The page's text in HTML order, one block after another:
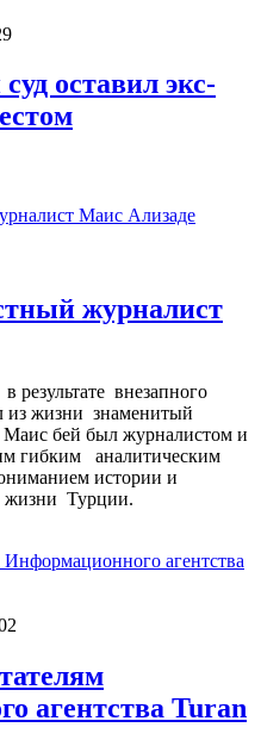
оставил экс-
журналист
результате внезапного
из жизни знаменитый
бей был журналистом и
гибким аналитическим
истории и
жизни Турции.
агентства Turan